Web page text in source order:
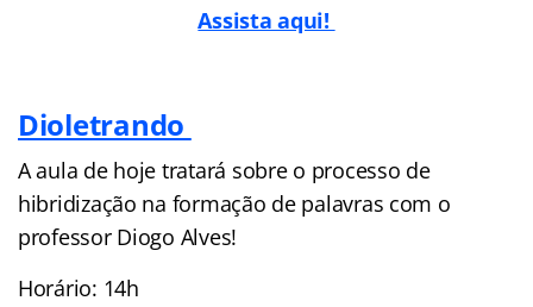
Assista aqui!
Dioletrando
A aula de hoje tratará sobre o processo de
hibridização na formação de palavras com o
professor Diogo Alves!
Horário: 14h